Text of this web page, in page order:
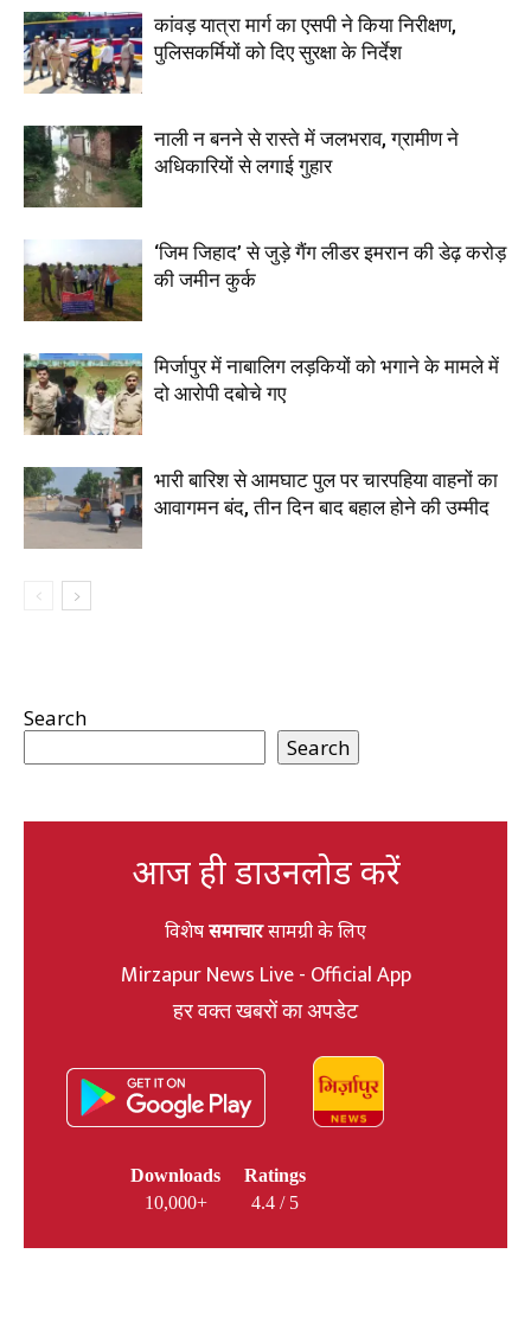
कांवड़ यात्रा मार्ग का एसपी ने किया निरीक्षण,
पुलिसकर्मियों को दिए सुरक्षा के निर्देश
नाली न बनने से रास्ते में जलभराव, ग्रामीण ने
अधिकारियों से लगाई गुहार
‘जिम जिहाद’ से जुड़े गैंग लीडर इमरान की डेढ़ करोड़
की जमीन कुर्क
मिर्जापुर में नाबालिग लड़कियों को भगाने के मामले में
दो आरोपी दबोचे गए
भारी बारिश से आमघाट पुल पर चारपहिया वाहनों का
आवागमन बंद, तीन दिन बाद बहाल होने की उम्मीद
Search
Search
आज ही डाउनलोड करें
विशेषसमाचारसामग्री के लिए
Mirzapur News Live - Official App
हर वक्त खबरों का अपडेट
Downloads
10,000+
Ratings
4.4 / 5